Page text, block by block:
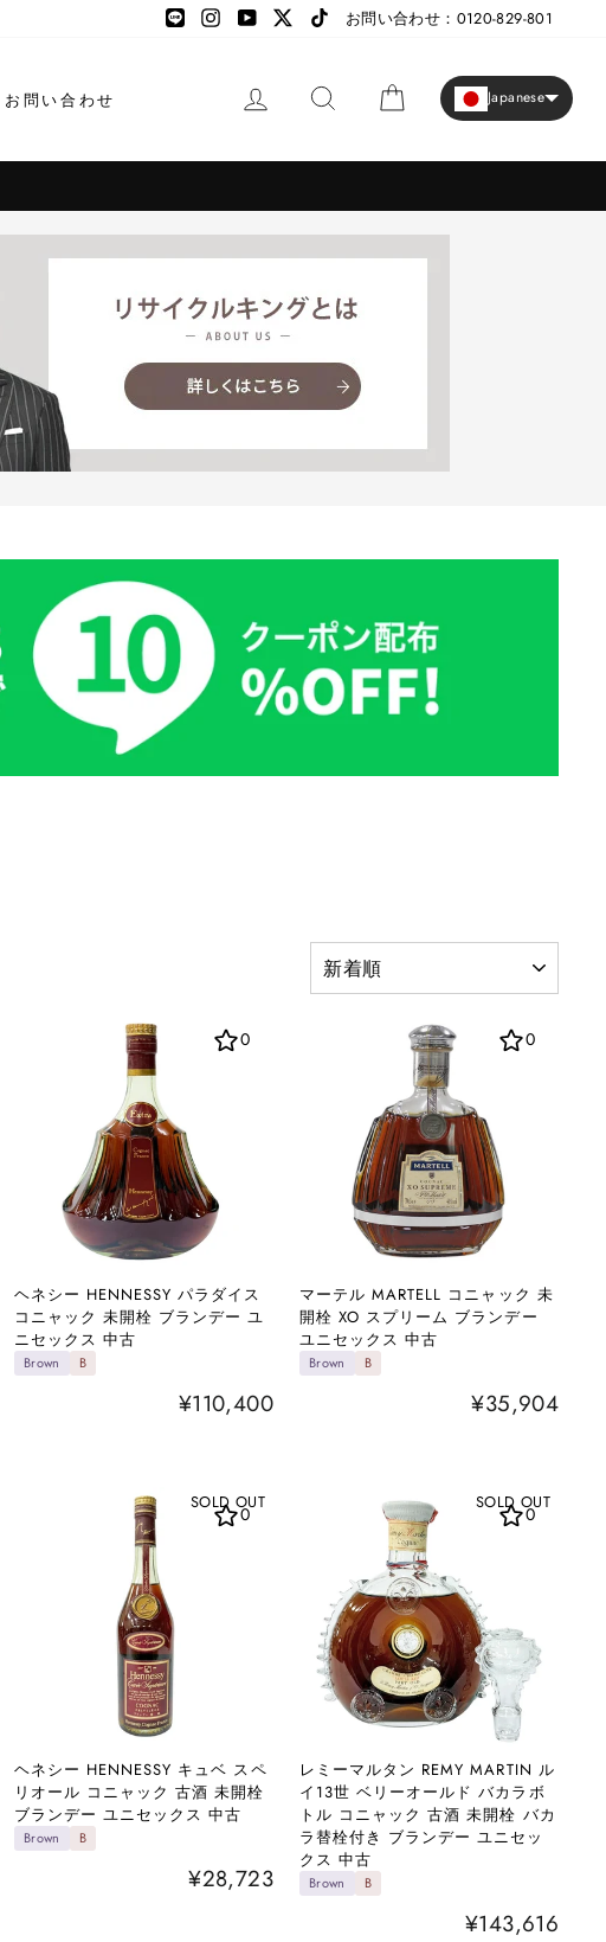
LINE
LINE InstagramYouTube TikTok
お問い合わせ：0120-829-801
お問い合わせ ログイン カート Japanese
び
ヘネシー HENNESSY パラダイス
コニャック 未開栓 ブランデー ユ
ニセックス 中古
Brown B
¥110,400
0
マーテル MARTELL コニャック 未
開栓 XO スプリーム ブランデー
ユニセックス 中古
Brown B
¥35,904
0
SOLD OUT
ヘネシー HENNESSY キュベ スペ
リオール コニャック 古酒 未開栓
ブランデー ユニセックス 中古
Brown B
¥28,723
0
SOLD OUT
レミーマルタン REMY MARTIN ル
イ13世 ベリーオールド バカラボ
トル コニャック 古酒 未開栓 バカ
ラ替栓付き ブランデー ユニセッ
クス 中古
Brown B
¥143,616
0